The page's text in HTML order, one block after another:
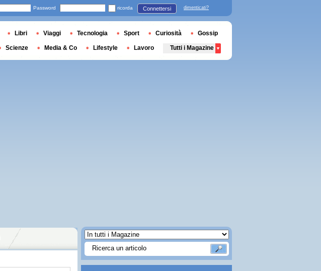
Password ricorda Connettersi dimenticati?
Libri Viaggi Tecnologia Sport Curiosità Gossip
Scienze Media & Co Lifestyle Lavoro Tutti i Magazine